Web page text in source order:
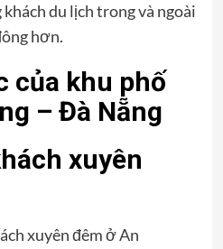
du lịch trong và ngoài
hơn.
của khu phố
– Đà Nẵng
xuyên
xuyên đêm ở An